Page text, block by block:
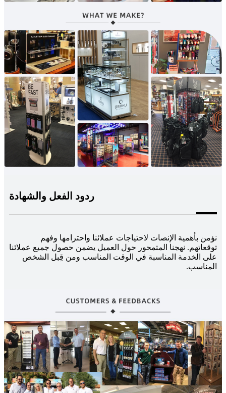
ردود الفعل والشهادة
نؤمن بأهمية الإنصات لاحتياجات عملائنا واحترامها وفهم
توقعاتهم. نهجنا المتمحور حول العميل يضمن حصول جميع عملائنا
على الخدمة المناسبة في الوقت المناسب ومن قِبل الشخص
المناسب.